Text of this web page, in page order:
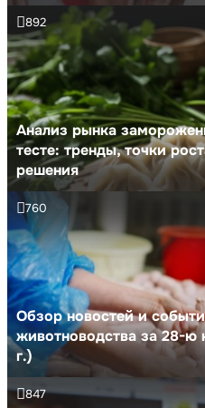
Анализ рынка
тесте: тренды, точки
решения
892
Обзор новостей и
животноводства за 28-ю
г.)
760
847